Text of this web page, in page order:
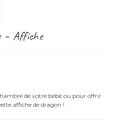
– Affiche
de votre bébé ou pour offrir
affiche de dragon !